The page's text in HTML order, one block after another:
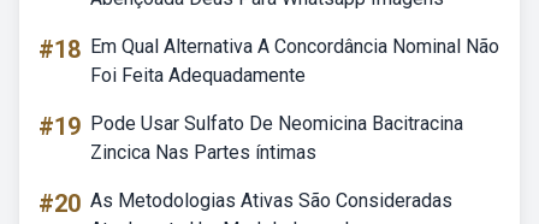
#18 Em Qual Alternativa A Concordância Nominal Não
Foi Feita Adequadamente
#19 Pode Usar Sulfato De Neomicina Bacitracina
Zincica Nas Partes íntimas
#20 As Metodologias Ativas São Consideradas